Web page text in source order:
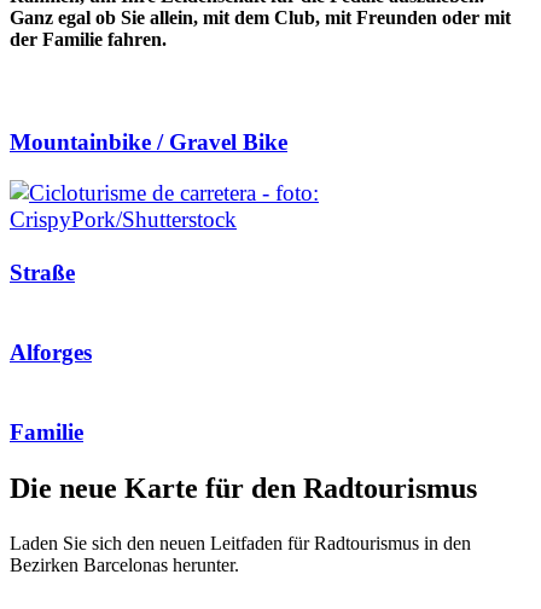
Ganz egal ob Sie allein, mit dem Club, mit Freunden oder mit
der Familie fahren.
Mountainbike / Gravel Bike
Straße
Alforges
Familie
Die neue Karte für den Radtourismus
Laden Sie sich den neuen Leitfaden für Radtourismus in den
Bezirken Barcelonas herunter.